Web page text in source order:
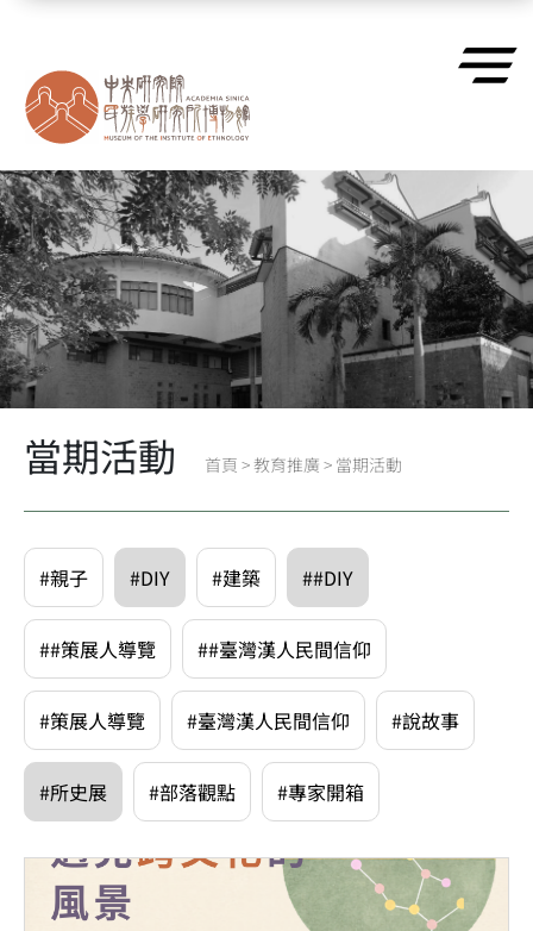
當期活動 首頁 >教育推廣 > 當期活動
#親子 #DIY #建築 ##DIY
##策展人導覽 ##臺灣漢人民間信仰
#策展人導覽 #臺灣漢人民間信仰 #說故事
#所史展 #部落觀點 #專家開箱